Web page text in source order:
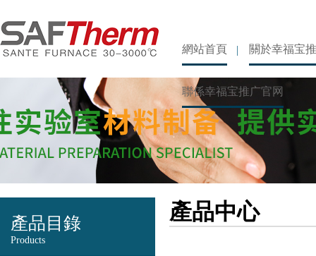
網站首頁 關於幸福宝
聯係幸福宝推广官网
產品目錄
Products
產品中心